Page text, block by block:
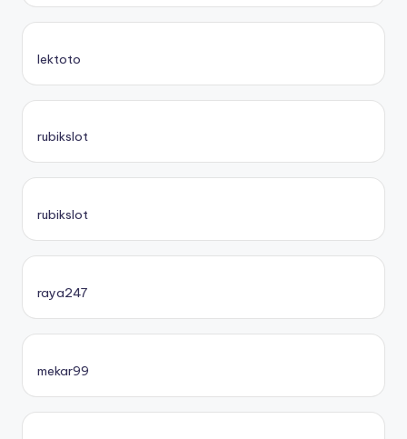
lektoto
rubikslot
rubikslot
raya247
mekar99